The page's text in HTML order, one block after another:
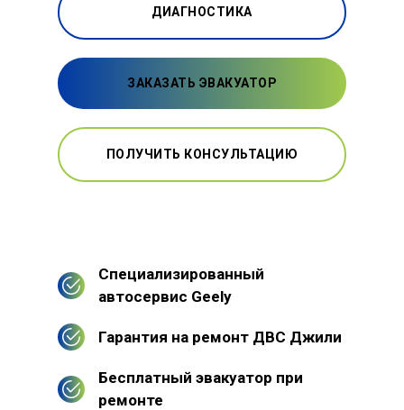
ДИАГНОСТИКА
ЗАКАЗАТЬ ЭВАКУАТОР
ПОЛУЧИТЬ КОНСУЛЬТАЦИЮ
Специализированный
автосервис Geely
Гарантия на ремонт ДВС Джили
Бесплатный эвакуатор при
ремонте